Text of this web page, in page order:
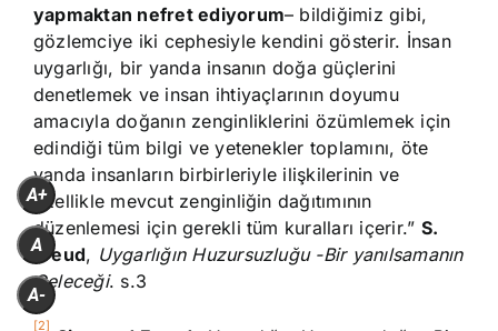
yapmaktan nefret ediyorum– bildiğimiz gibi,
gözlemciye iki cephesiyle kendini gösterir. İnsan
uygarlığı, bir yanda insanın doğa güçlerini
denetlemek ve insan ihtiyaçlarının doyumu
amacıyla doğanın zenginliklerini özümlemek için
edindiği tüm bilgi ve yetenekler toplamını, öte
yanda insanların birbirleriyle ilişkilerinin ve
özellikle mevcut zenginliğin dağıtımının
düzenlemesi için gerekli tüm kuralları içerir.” S.
Freud, Uygarlığın Huzursuzluğu -Bir yanılsamanın
Geleceği. s.3
[2]
A+
A
A-